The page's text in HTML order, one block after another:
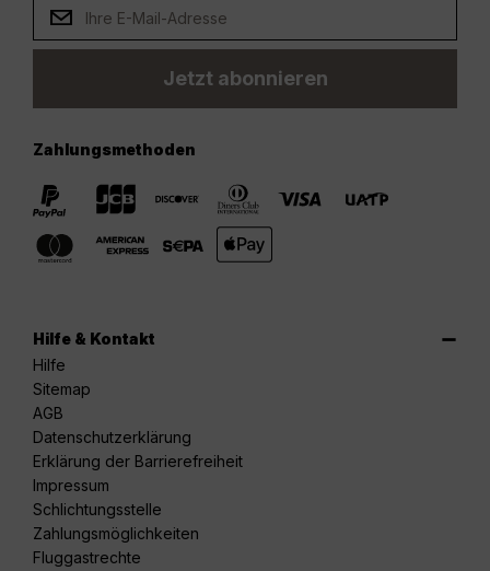
Jetzt abonnieren
Zahlungsmethoden
Hilfe & Kontakt
Hilfe
Sitemap
AGB
Datenschutzerklärung
Erklärung der Barrierefreiheit
Impressum
Schlichtungsstelle
Zahlungsmöglichkeiten
Fluggastrechte